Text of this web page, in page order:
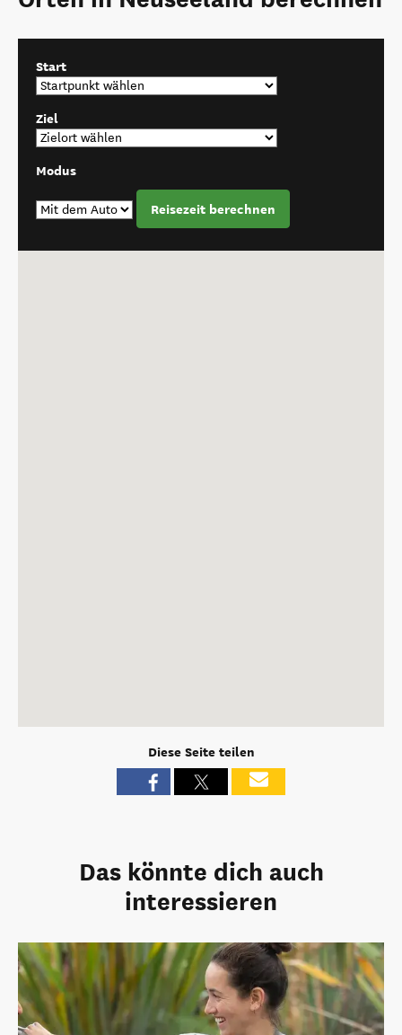
Start
Ziel
Modus
Reisezeit berechnen
Diese Seite teilen
Das könnte dich auch
interessieren